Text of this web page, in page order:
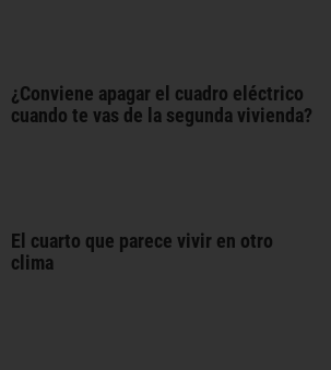
¿Conviene apagar el cuadro eléctrico
cuando te vas de la segunda vivienda?
El cuarto que parece vivir en otro
clima